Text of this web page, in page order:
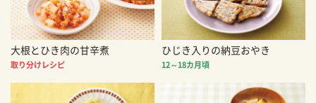
大根とひき肉の甘辛煮
取り分けレシピ
ひじき入りの納豆おやき
12～18カ月頃